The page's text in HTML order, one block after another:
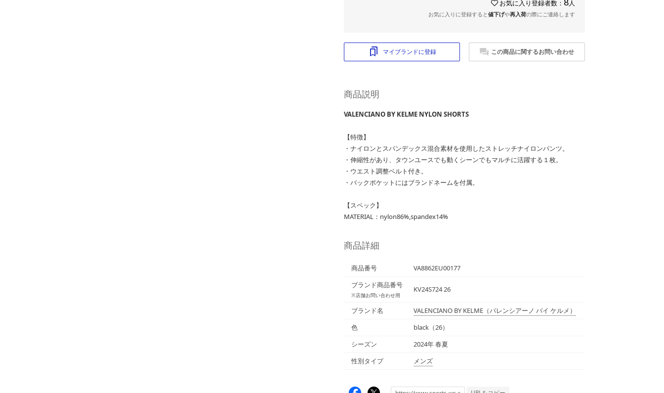
お気に入り登録者数： 人
お気に入りに登録すると値下げや再入荷の際にご連絡します
マイブランドに登録 この商品に関するお問い合わせ
商品説明
VALENCIANO BY KELME NYLON SHORTS
【特徴】
・ナイロンとスパンデックス混合素材を使用したストレッチナイロンパンツ。
・伸縮性があり、タウンユースでも動くシーンでもマルチに活躍する１枚。
・ウエスト調整ベルト付き。
・バックポケットにはブランドネームを付属。
【スペック】
MATERIAL：nylon86%,spandex14%
商品詳細
商品番号
VA8862EU00177
ブランド商品番号
※店舗お問い合わせ用
KV24S724 26
ブランド名 VALENCIANO BY KELME （バレンシアーノ バイ ケルメ）
色
black（26）
シーズン
2024年 春夏
性別タイプ
メンズ